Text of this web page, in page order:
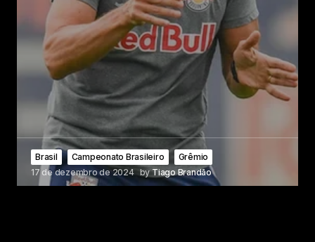
Brasil Campeonato Brasileiro
Grêmio
17 de dezembro de 2024 byTiago Brandão